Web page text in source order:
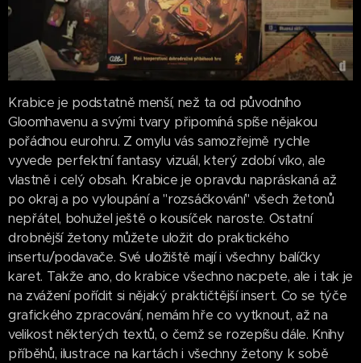
Krabice je podstatně menší, než ta od původního
Gloomhavenu a svými tvary připomíná spíše nějakou
pořádnou eurohru. Z omylu vás samozřejmě rychle
vyvede perfektní fantasy vizuál, který zdobí víko, ale
vlastně i celý obsah. Krabice je opravdu napráskaná až
po okraj a po vyloupání a "rozsáčkování" všech žetonů
nepřátel, bohužel ještě o kousíček naroste. Ostatní
drobnější žetony můžete uložit do praktického
insertu/podavače. Své uložiště mají i všechny balíčky
karet. Takže ano, do krabice všechno nacpete, ale i tak je
na zvážení pořídit si nějaký praktičtější insert. Co se týče
grafického zpracování, nemám hře co vytknout, až na
velikost některých textů, o čemž se rozepíšu dále. Knihy
příběhů, ilustrace na kartách i všechny žetony k sobě